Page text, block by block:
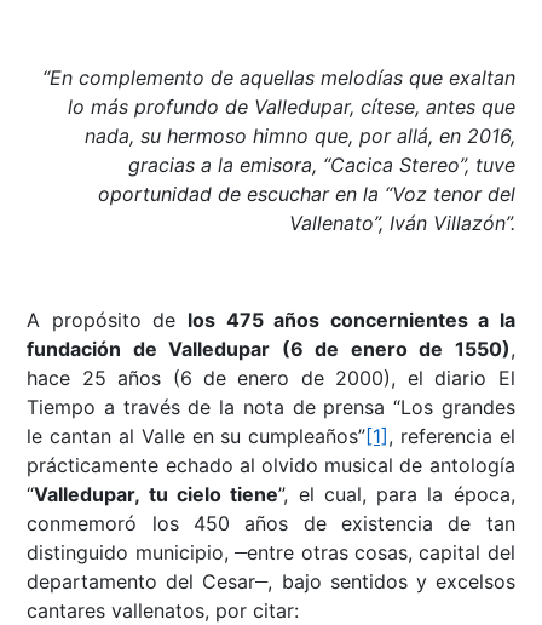
“En complemento de aquellas melodías que exaltan
lo más profundo de Valledupar, cítese, antes que
nada, su hermoso himno que, por allá, en 2016,
gracias a la emisora, “Cacica Stereo”, tuve
oportunidad de escuchar en la “Voz tenor del
Vallenato”, Iván Villazón”.
A propósito de los 475 años concernientes a la
fundación de Valledupar (6 de enero de 1550),
hace 25 años (6 de enero de 2000), el diario El
Tiempo a través de la nota de prensa “Los grandes
le cantan al Valle en su cumpleaños”[1] , referencia el
prácticamente echado al olvido musical de antología
“Valledupar, tu cielo tiene”, el cual, para la época,
conmemoró los 450 años de existencia de tan
distinguido municipio, entre otras cosas, capital del
departamento del Cesar , bajo sentidos y excelsos
cantares vallenatos, por citar: